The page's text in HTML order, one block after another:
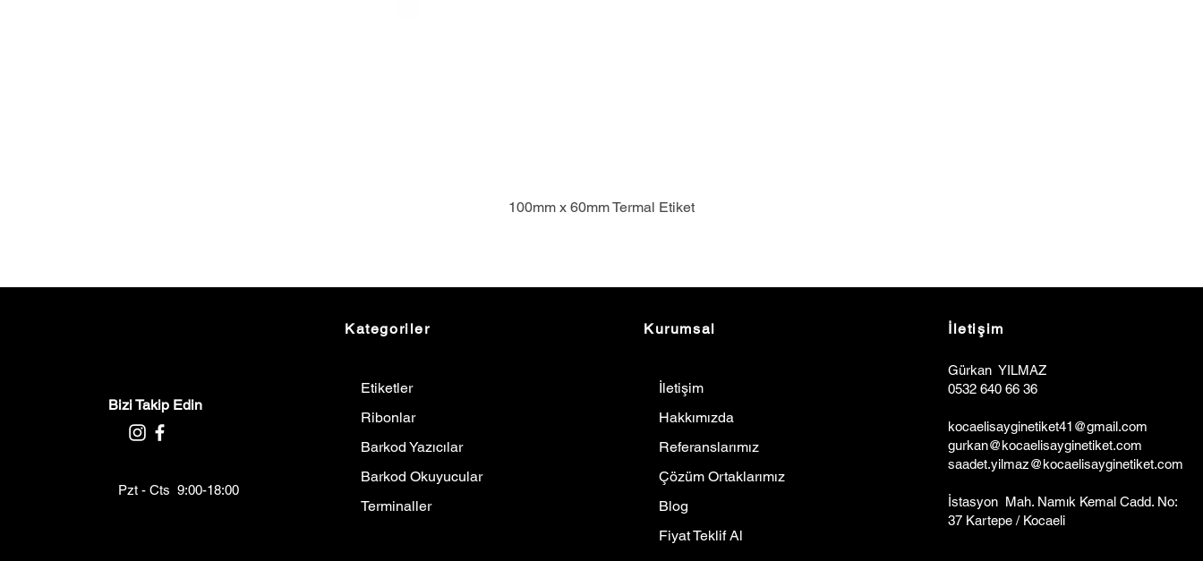
100mm x 60mm Termal Etiket
Bizi Takip Edin
Pzt - Cts 9:00-18:00
Kategoriler
Etiketler
Ribonlar
Barkod Yazıcılar
Barkod Okuyucular
Terminaller
Kurumsal
İletişim
Hakkımızda
Referanslarımız
Çözüm Ortaklarımız
Blog
Fiyat Teklif Al
İletişim
Gürkan YILMAZ
0532 640 66 36
kocaelisayginetiket41@gmail.com
gurkan@kocaelisayginetiket.com
saadet.yilmaz@kocaelisayginetiket.com
İstasyon Mah. Namık Kemal Cadd. No:
37 Kartepe / Kocaeli